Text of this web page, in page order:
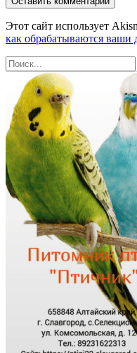
Этот сайт использует
как обрабатываются ваши